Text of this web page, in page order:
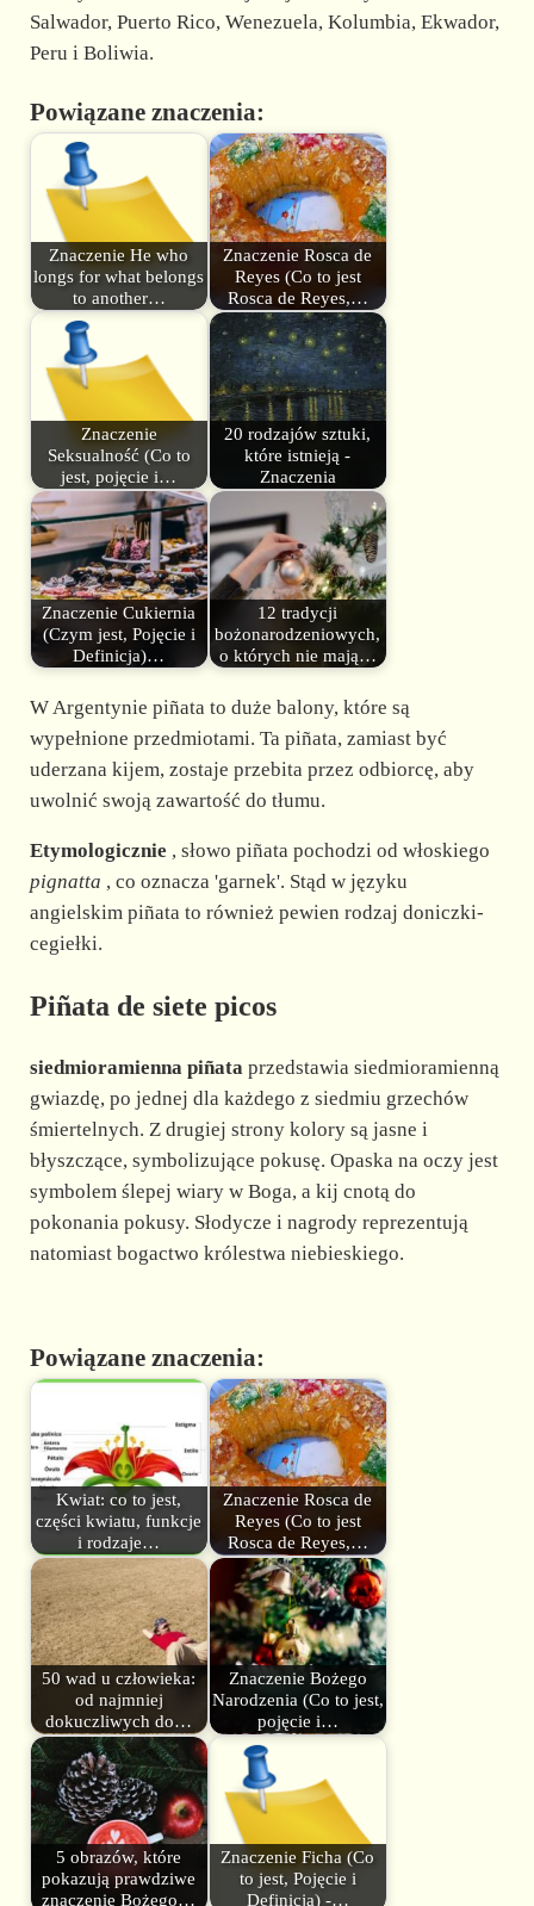
Salwador, Puerto Rico, Wenezuela, Kolumbia, Ekwador,
Peru i Boliwia.
Powiązane znaczenia:
Znaczenie He who
longs for what belongs
to another…
Znaczenie Rosca de
Reyes (Co to jest
Rosca de Reyes,…
Znaczenie
Seksualność (Co to
jest, pojęcie i…
20 rodzajów sztuki,
które istnieją -
Znaczenia
Znaczenie Cukiernia
(Czym jest, Pojęcie i
Definicja)…
12 tradycji
bożonarodzeniowych,
o których nie mają…
W Argentynie piñata to duże balony, które są
wypełnione przedmiotami. Ta piñata, zamiast być
uderzana kijem, zostaje przebita przez odbiorcę, aby
uwolnić swoją zawartość do tłumu.
Etymologicznie , słowo piñata pochodzi od włoskiego
pignatta , co oznacza 'garnek'. Stąd w języku
angielskim piñata to również pewien rodzaj doniczki-
cegiełki.
Piñata de siete picos
siedmioramienna piñata przedstawia siedmioramienną
gwiazdę, po jednej dla każdego z siedmiu grzechów
śmiertelnych. Z drugiej strony kolory są jasne i
błyszczące, symbolizujące pokusę. Opaska na oczy jest
symbolem ślepej wiary w Boga, a kij cnotą do
pokonania pokusy. Słodycze i nagrody reprezentują
natomiast bogactwo królestwa niebieskiego.
Powiązane znaczenia:
Kwiat: co to jest,
części kwiatu, funkcje
i rodzaje…
Znaczenie Rosca de
Reyes (Co to jest
Rosca de Reyes,…
50 wad u człowieka:
od najmniej
dokuczliwych do…
Znaczenie Bożego
Narodzenia (Co to jest,
pojęcie i…
5 obrazów, które
pokazują prawdziwe
znaczenie Bożego…
Znaczenie Ficha (Co
to jest, Pojęcie i
Definicja) -…